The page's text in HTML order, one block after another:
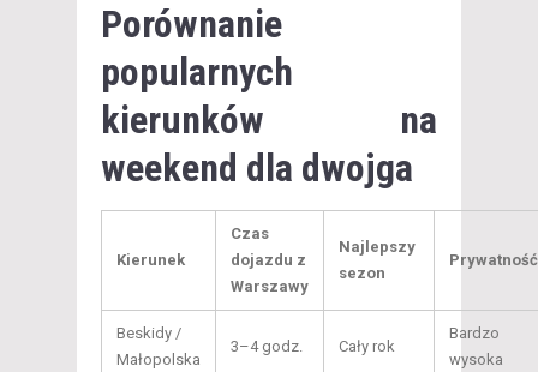
Porównanie
popularnych
kierunków na
weekend dla dwojga
Kierunek
Czas
dojazdu z
Warszawy
Najlepszy
sezon
Prywatność
Beskidy /
Małopolska
3–4 godz. Cały rok
Bardzo
wysoka